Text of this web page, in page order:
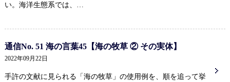
い。海洋生態系では、…
通信No. 51 海の言葉45【海の牧草 ② その実体】
2022年09月22日
手許の文献に見られる「海の牧草」の使用例を、順を追って挙